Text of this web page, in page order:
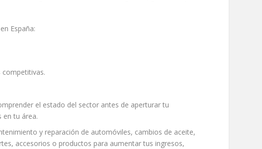
España:
el estado del sector antes de aperturar tu
en tu área.
y reparación de automóviles, cambios de aceite,
accesorios o productos para aumentar tus ingresos,